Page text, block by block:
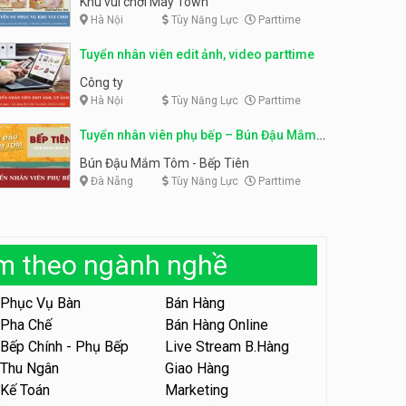
bàn parttime
Tuyển nhân viên tư vấn bán
Shop mỹ phẩm
Tuyển nhân viên bán hàng,
KIBO KIDS
Tuyển nhân viên edit ảnh,
Tuyển nhân viên tiếp thực,
phục vụ bàn
Nhà hàng Phủi Quán
Tuyển nhân viên phục vụ ca
tối – quán kem dừa
Quán kem dừa
Hà Nội Tùy Năng Lực Parttime
Tuyển nhân viên edit ảnh, video parttime
Công ty
Hà Nội Tùy Năng Lực Parttime
Tuyển nhân viên phụ bếp – Bún Đậu Mắm
Tôm – Bếp Tiên
Bún Đậu Mắm Tôm - Bếp Tiên
Đà Nẵng Tùy Năng Lực Parttime
theo ngành nghề
Phục Vụ Bàn
Bán Hàng
Pha Chế
Bán Hàng Online
Bếp Chính - Phụ Bếp
Live Stream B.Hàng
Thu Ngân
Giao Hàng
Kế Toán
Marketing